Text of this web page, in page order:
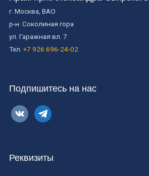
г. Москва, ВАО
р-н. Соколиная гора
ул. Гаражная вл. 7
Тел. +7 926 696-24-02
Подпишитесь на нас
vkontaktetelegram
Реквизиты